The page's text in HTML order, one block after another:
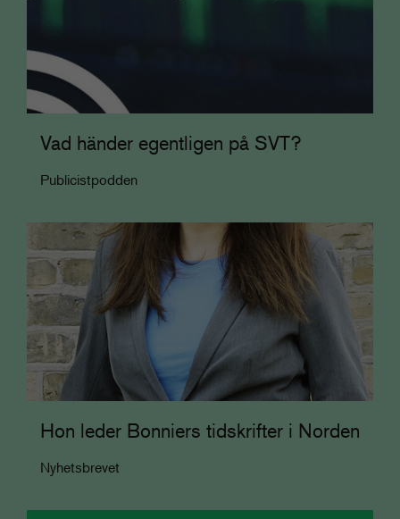
Vad händer egentligen på SVT?
Publicistpodden
Hon leder Bonniers tidskrifter i Norden
Nyhetsbrevet